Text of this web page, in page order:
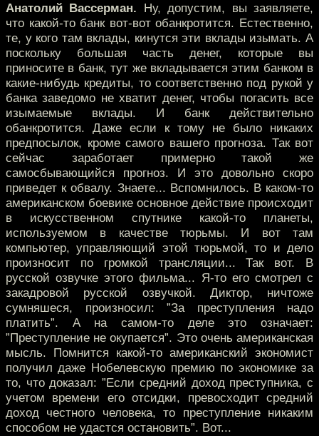
Анатолий Вассерман. Ну, допустим, вы заявляете,
что какой-то банк вот-вот обанкротится. Естественно,
те, у кого там вклады, кинутся эти вклады изымать. А
поскольку большая часть денег, которые вы
приносите в банк, тут же вкладывается этим банком в
какие-нибудь кредиты, то соответственно под рукой у
банка заведомо не хватит денег, чтобы погасить все
изымаемые вклады. И банк действительно
обанкротится. Даже если к тому не было никаких
предпосылок, кроме самого вашего прогноза. Так вот
сейчас заработает примерно такой же
самосбывающийся прогноз. И это довольно скоро
приведет к обвалу. Знаете... Вспомнилось. В каком-то
американском боевике основное действие происходит
в искусственном спутнике какой-то планеты,
используемом в качестве тюрьмы. И вот там
компьютер, управляющий этой тюрьмой, то и дело
произносит по громкой трансляции... Так вот. В
русской озвучке этого фильма... Я-то его смотрел с
закадровой русской озвучкой. Диктор, ничтоже
сумняшеся, произносил: ”За преступления надо
платить”. А на самом-то деле это означает:
”Преступление не окупается”. Это очень американская
мысль. Помнится какой-то американский экономист
получил даже Нобелевскую премию по экономике за
то, что доказал: ”Если средний доход преступника, с
учетом времени его отсидки, превосходит средний
доход честного человека, то преступление никаким
способом не удастся остановить”. Вот...